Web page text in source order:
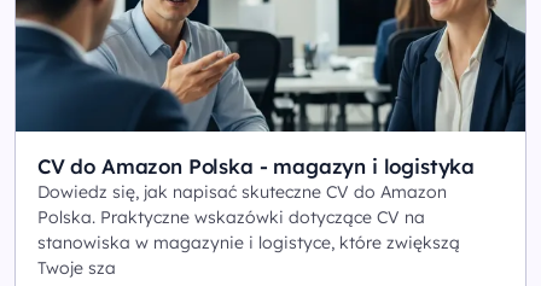
CV do Amazon Polska - magazyn i logistyka
Dowiedz się, jak napisać skuteczne CV do Amazon
Polska. Praktyczne wskazówki dotyczące CV na
stanowiska w magazynie i logistyce, które zwiększą
Twoje sza